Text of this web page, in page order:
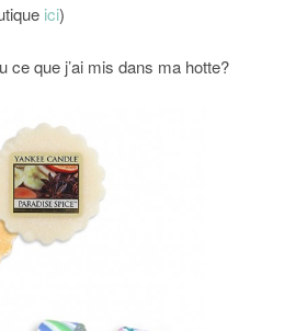
ici)
ce que j’ai mis dans ma hotte?